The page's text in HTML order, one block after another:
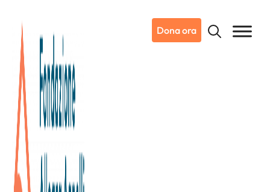
Dona ora
22/02/2012
A teatro per la Fondazione